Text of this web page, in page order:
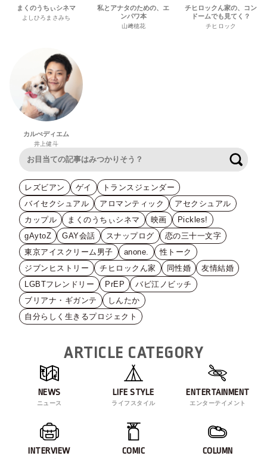
まくのうちぃシネマ
よしひろまさみち
私とアナタのための、エ
ンパワ本
山﨑穂花
チヒロックん家の、コン
ドームでも見てく？
チヒロック
カルぺディエム
井上健斗
レズビアン ゲイ
トランスジェンダー
バイセクシュアル
アロマンティック
アセクシュアル
カップル
まくのうちぃシネマ 映画
Pickles!
gAytoZ
GAY会話 スナップログ
恋の三十一文字
東京アイスクリーム男子
anone.
性トーク
ジブンヒストリー
チヒロックん家 同性婚
友情結婚
LGBTフレンドリー
PrEP
バビ江ノビッチ
ブリアナ・ギガンテ
しんたか
自分らしく生きるプロジェクト
ARTICLE CATEGORY
NEWS
ニュース
LIFE STYLE
ライフスタイル
ENTERTAINMENT
エンターテイメント
INTERVIEW COMIC COLUMN